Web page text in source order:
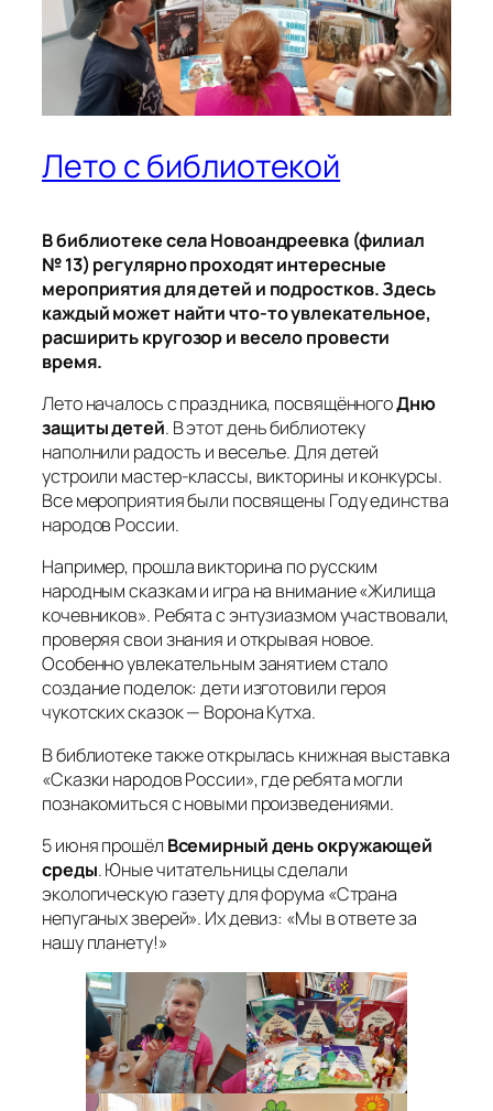
Лето с библиотекой
В библиотеке села Новоандреевка (филиал
№ 13) регулярно проходят интересные
мероприятия для детей и подростков. Здесь
каждый может найти что‑то увлекательное,
расширить кругозор и весело провести
время.
Лето началось с праздника, посвящённогоДню
защиты детей. В этот день библиотеку
наполнили радость и веселье. Для детей
устроили мастер‑классы, викторины и конкурсы.
Все мероприятия были посвящены Году единства
народов России.
Например, прошла викторина по русским
народным сказкам и игра на внимание «Жилища
кочевников». Ребята с энтузиазмом участвовали,
проверяя свои знания и открывая новое.
Особенно увлекательным занятием стало
создание поделок: дети изготовили героя
чукотских сказок — Ворона Кутха.
В библиотеке также открылась книжная выставка
«Сказки народов России», где ребята могли
познакомиться с новыми произведениями.
5 июня прошёл Всемирный день окружающей
среды. Юные читательницы сделали
экологическую газету для форума «Страна
непуганых зверей». Их девиз: «Мы в ответе за
нашу планету!»